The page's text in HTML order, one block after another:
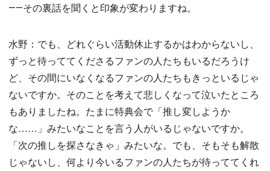
――その裏話を聞くと印象が変わりますね。
水野：でも、どれぐらい活動休止するかはわからないし、
ずっと待っててくださるファンの人たちもいるだろうけ
ど、その間にいなくなるファンの人たちもきっといるじゃ
ないですか。そのことを考えて悲しくなって泣いたところ
もありましたね。たまに特典会で「推し変しようか
な……」みたいなことを言う人がいるじゃないですか。
「次の推しを探さなきゃ」みたいな。でも、そもそも解散
じゃないし、何より今いるファンの人たちが待っててくれ